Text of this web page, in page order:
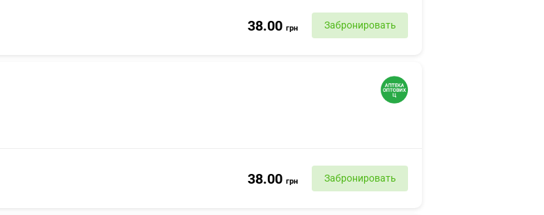
38.00 грн Забронировать
38.00 грн Забронировать